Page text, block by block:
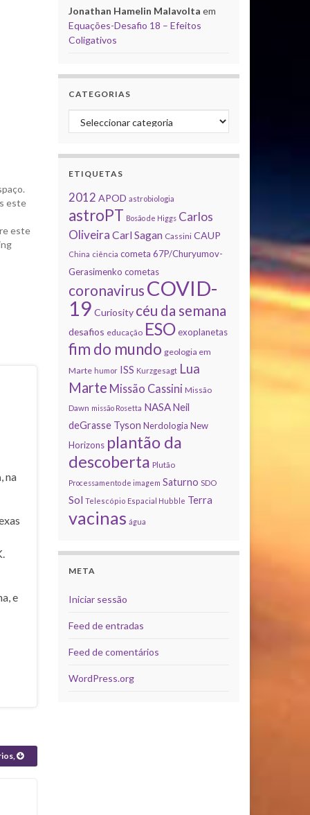
este
este
, na
e
Jonathan Hamelin Malavolta em
Equações-Desafio 18 – Efeitos
Coligativos
CATEGORIAS
Categorias
ETIQUETAS
2012 APOD astrobiologia
astroPT Bosão de Higgs Carlos
Oliveira Carl Sagan Cassini CAUP
China ciência cometa 67P/Churyumov-
Gerasimenko cometas
coronavirus COVID-
19 Curiosity céu da semana
desafios educação ESO exoplanetas
fim do mundo geologia em
Marte humor ISS Kurzgesagt Lua
Marte Missão Cassini Missão
Dawn missão Rosetta NASA Neil
deGrasse Tyson Nerdologia New
Horizons plantão da
descoberta Plutão
Processamento de imagem Saturno SDO
Sol Telescópio Espacial Hubble Terra
vacinas água
META
Iniciar sessão
Feed de entradas
Feed de comentários
WordPress.org